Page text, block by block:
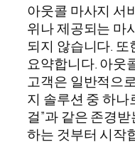
아웃콜 마사지 서
위나 제공되는 마
되지 않습니다. 또
요약합니다. 아웃
고객은 일반적으
지 솔루션 중 하나
걸”과 같은 존경
하는 것부터 시작